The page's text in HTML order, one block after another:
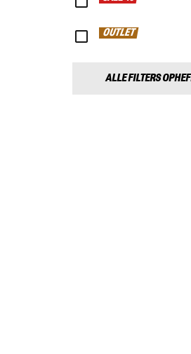
OUTLET
ALLE FILTERS